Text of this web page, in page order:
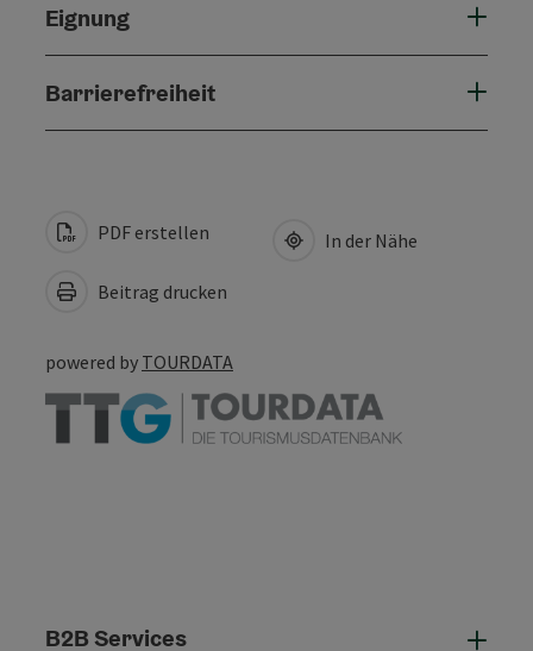
Eignung
Barrierefreiheit
PDF erstellen
Beitrag drucken
In der Nähe
powered by TOURDATA
B2B Services